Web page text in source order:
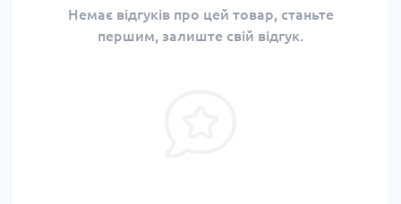
Немає відгуків про цей товар, станьте
першим, залиште свій відгук.